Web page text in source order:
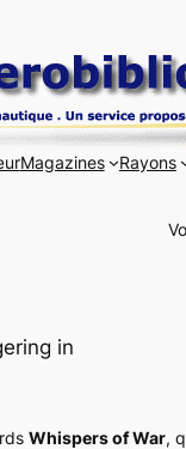
Magazines Rayons
in
Whispers of War,